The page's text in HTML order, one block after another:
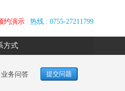
约演示 热线 : 0755-27211799
方式
业务问答